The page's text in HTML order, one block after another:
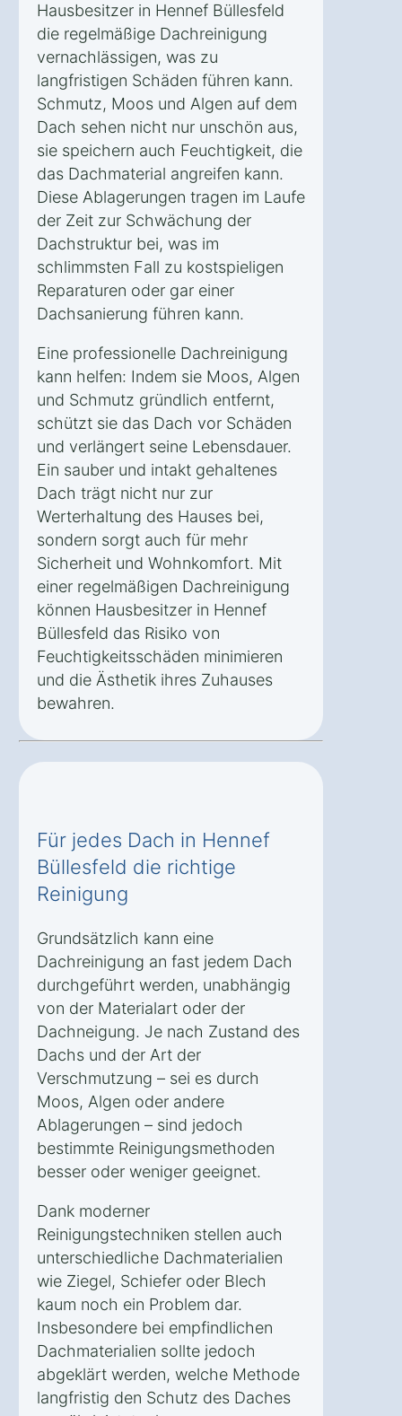
Hausbesitzer in Hennef Büllesfeld
die regelmäßige Dachreinigung
vernachlässigen, was zu
langfristigen Schäden führen kann.
Schmutz, Moos und Algen auf dem
Dach sehen nicht nur unschön aus,
sie speichern auch Feuchtigkeit, die
das Dachmaterial angreifen kann.
Diese Ablagerungen tragen im Laufe
der Zeit zur Schwächung der
Dachstruktur bei, was im
schlimmsten Fall zu kostspieligen
Reparaturen oder gar einer
Dachsanierung führen kann.
Eine professionelle Dachreinigung
kann helfen: Indem sie Moos, Algen
und Schmutz gründlich entfernt,
schützt sie das Dach vor Schäden
und verlängert seine Lebensdauer.
Ein sauber und intakt gehaltenes
Dach trägt nicht nur zur
Werterhaltung des Hauses bei,
sondern sorgt auch für mehr
Sicherheit und Wohnkomfort. Mit
einer regelmäßigen Dachreinigung
können Hausbesitzer in Hennef
Büllesfeld das Risiko von
Feuchtigkeitsschäden minimieren
und die Ästhetik ihres Zuhauses
bewahren.
Für jedes Dach in Hennef
Büllesfeld die richtige
Reinigung
Grundsätzlich kann eine
Dachreinigung an fast jedem Dach
durchgeführt werden, unabhängig
von der Materialart oder der
Dachneigung. Je nach Zustand des
Dachs und der Art der
Verschmutzung – sei es durch
Moos, Algen oder andere
Ablagerungen – sind jedoch
bestimmte Reinigungsmethoden
besser oder weniger geeignet.
Dank moderner
Reinigungstechniken stellen auch
unterschiedliche Dachmaterialien
wie Ziegel, Schiefer oder Blech
kaum noch ein Problem dar.
Insbesondere bei empfindlichen
Dachmaterialien sollte jedoch
abgeklärt werden, welche Methode
langfristig den Schutz des Daches